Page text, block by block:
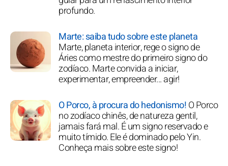
profundo.
Marte: saiba tudo sobre este planeta
Marte, planeta interior, rege o signo de
Áries como mestre do primeiro signo do
zodíaco. Marte convida a iniciar,
experimentar, empreender... agir!
O Porco, à procura do hedonismo!O Porco
no zodíaco chinês, de natureza gentil,
jamais fará mal. É um signo reservado e
muito tímido. Ele é dominado pelo Yin.
Conheça mais sobre este signo!